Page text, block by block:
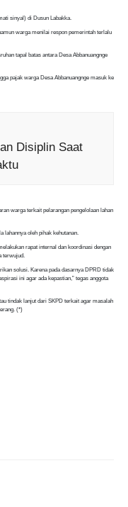
sinyal) di Dusun Labakka.
warga menilai respon pemerintah terlalu
tapal batas antara Desa Abbanuangnge
pajak warga Desa Abbanuangnge masuk ke
Disiplin Saat
warga terkait pelarangan pengelolaan lahan
lahannya oleh pihak kehutanan.
rapat internal dan koordinasi dengan
terwujud.
solusi. Karena pada dasarnya DPRD tidak
ini agar ada kepastian,” tegas anggota
tindak lanjut dari SKPD terkait agar masalah
(*)